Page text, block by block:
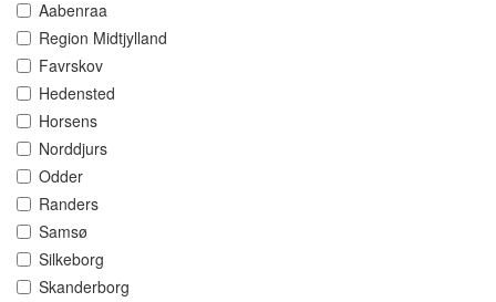
Aabenraa
Region Midtjylland
Favrskov
Hedensted
Horsens
Norddjurs
Odder
Randers
Samsø
Silkeborg
Skanderborg